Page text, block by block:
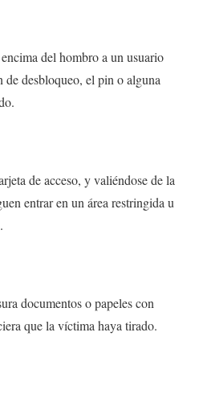
del hombro a un usuario
de desbloqueo, el pin o alguna
de acceso, y valiéndose de la
entrar en un área restringida u
documentos o papeles con
que la víctima haya tirado.